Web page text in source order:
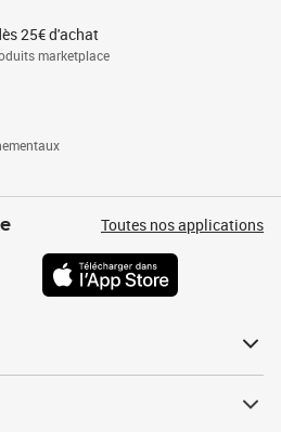
25€ d'achat
marketplace
Toutes nos applications